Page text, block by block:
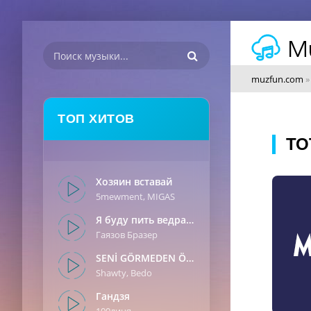
ТОП ХИТОВ
Хозяин вставай
5mewment, MIGAS
Я буду пить ведрами
Гаязов Бразер
SENİ GÖRMEDEN ÖNCE
Shawty, Bedo
Гандзя
muzfun.com »